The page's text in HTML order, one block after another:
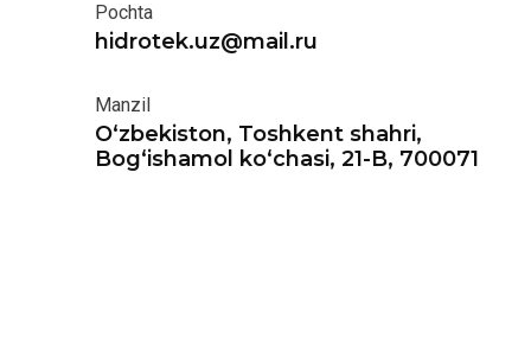
Pochta
hidrotek.uz@mail.ru
Manzil
O‘zbekiston, Toshkent shahri,
Bog‘ishamol ko‘chasi, 21-B, 700071